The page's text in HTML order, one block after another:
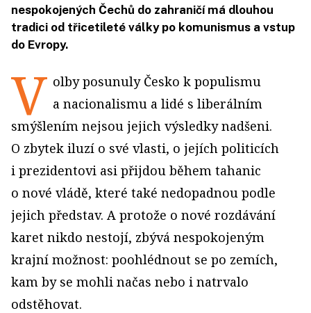
nespokojených Čechů do zahraničí má dlouhou
tradici od třicetileté války po komunismus a vstup
do Evropy.
V olby posunuly Česko k populismu
a nacionalismu a lidé s liberálním
smýšlením nejsou jejich výsledky nadšeni.
O zbytek iluzí o své vlasti, o jejích politicích
i prezidentovi asi přijdou během tahanic
o nové vládě, které také nedopadnou podle
jejich představ. A protože o nové rozdávání
karet nikdo nestojí, zbývá nespokojeným
krajní možnost: poohlédnout se po zemích,
kam by se mohli načas nebo i natrvalo
odstěhovat.